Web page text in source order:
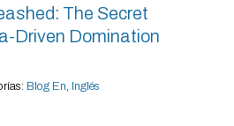
The Secret
Driven Domination
Blog En Inglés